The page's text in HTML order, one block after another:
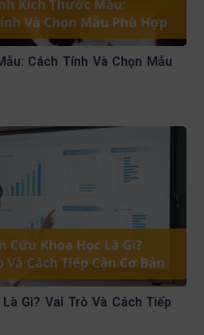
Cách Tính Và Chọn Mẫu
Gì? Vai Trò Và Cách Tiếp